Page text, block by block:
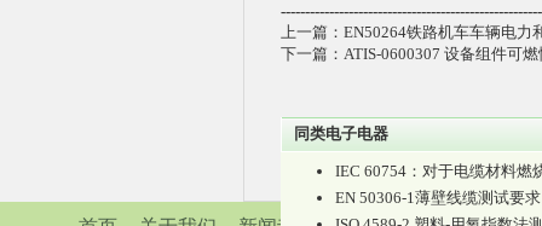
上一篇： EN50264铁路机车车辆电力
下一篇： ATIS-0600307 设备组件可
同类电子电器
IEC 60754：对于电缆材料燃
EN 50306-1薄壁线缆测试要求